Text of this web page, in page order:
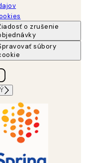
o zrušenie
súbory